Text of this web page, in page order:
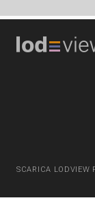
SCARICA LODVIEW